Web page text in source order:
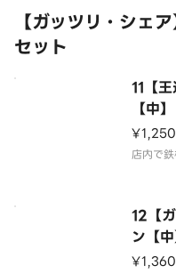
【ガッツリ・シェ
セット
11【
【中
¥1,250
店内で
12【
ン【
¥1,360